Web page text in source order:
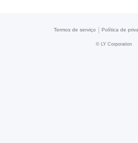
Termos de serviço Política de
© LY Corporation